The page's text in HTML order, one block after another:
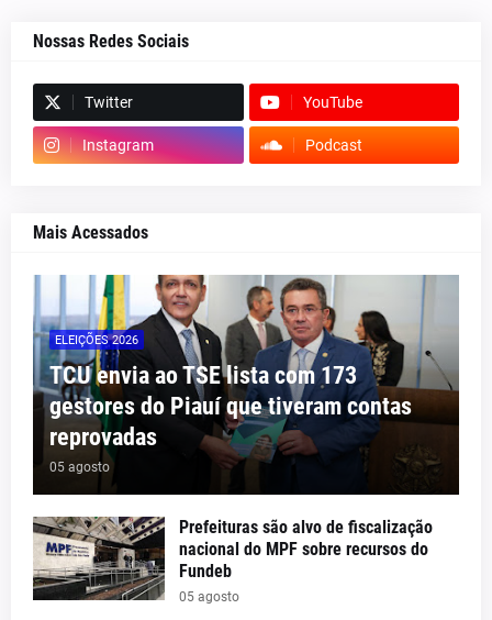
Nossas Redes Sociais
Twitter YouTube
Instagram Podcast
Mais Acessados
ELEIÇÕES 2026
TCU envia ao TSE lista com 173
gestores do Piauí que tiveram contas
reprovadas
05 agosto
Prefeituras são alvo de fiscalização
nacional do MPF sobre recursos do
Fundeb
05 agosto